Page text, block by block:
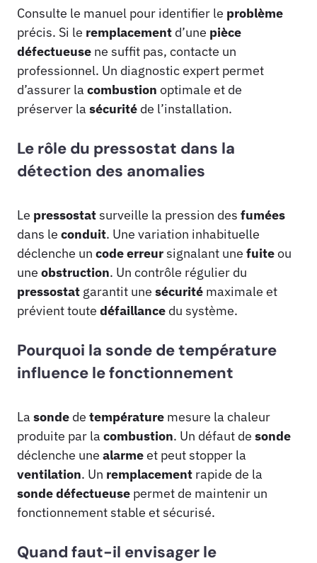
Consulte le manuel pour identifier le problème
précis. Si le remplacement d’une pièce
défectueuse ne suffit pas, contacte un
professionnel. Un diagnostic expert permet
d’assurer la combustion optimale et de
préserver la sécurité de l’installation.
Le rôle du pressostat dans la
détection des anomalies
Le pressostatsurveille la pression des fumées
dans le conduit. Une variation inhabituelle
déclenche un code erreursignalant une fuiteou
une obstruction. Un contrôle régulier du
pressostat garantit une sécurité maximale et
prévient toute défaillance du système.
Pourquoi la sonde de température
influence le fonctionnement
La sonde de température mesure la chaleur
produite par la combustion. Un défaut de sonde
déclenche une alarmeet peut stopper la
ventilation. Un remplacement rapide de la
sondedéfectueuse permet de maintenir un
fonctionnement stable et sécurisé.
Quand faut-il envisager le